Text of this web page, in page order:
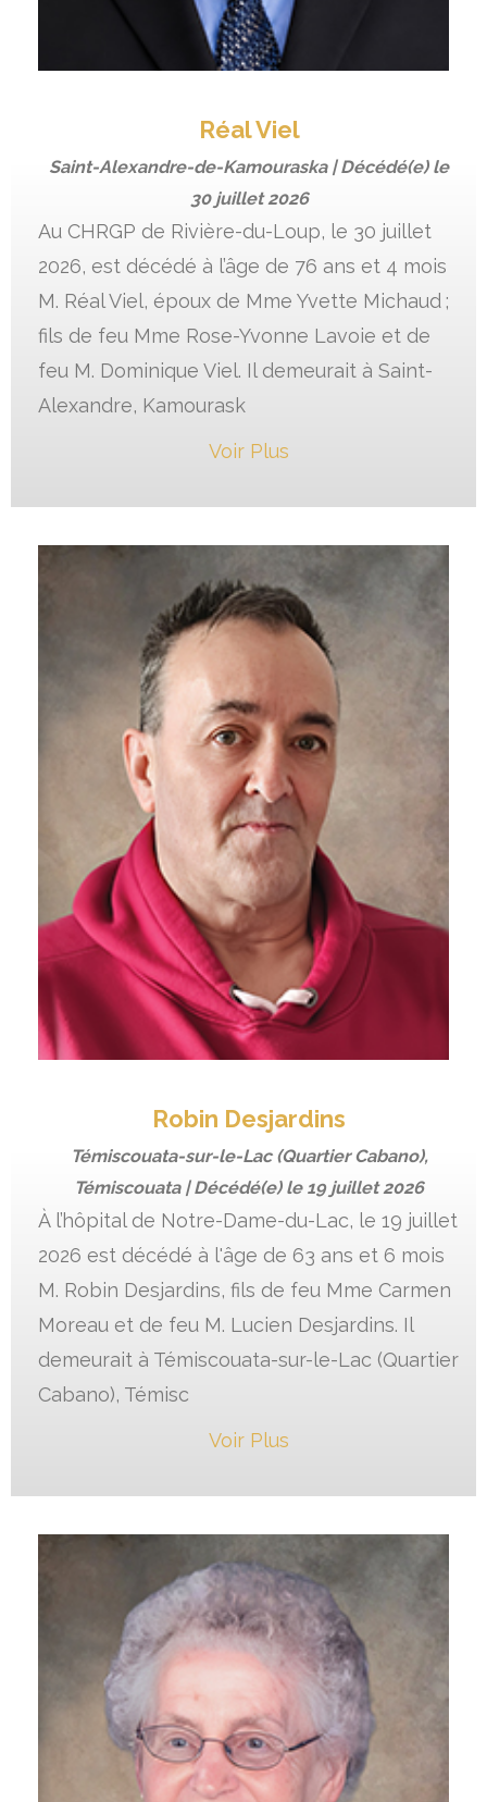
Réal Viel
Saint-Alexandre-de-Kamouraska | Décédé(e) le
30 juillet 2026
Au CHRGP de Rivière-du-Loup, le 30 juillet
2026, est décédé à l’âge de 76 ans et 4 mois
M. Réal Viel, époux de Mme Yvette Michaud ;
fils de feu Mme Rose-Yvonne Lavoie et de
feu M. Dominique Viel. Il demeurait à Saint-
Alexandre, Kamourask
Voir Plus
Robin Desjardins
Témiscouata-sur-le-Lac (Quartier Cabano),
Témiscouata | Décédé(e) le 19 juillet 2026
À l’hôpital de Notre-Dame-du-Lac, le 19 juillet
2026 est décédé à l'âge de 63 ans et 6 mois
M. Robin Desjardins, fils de feu Mme Carmen
Moreau et de feu M. Lucien Desjardins. Il
demeurait à Témiscouata-sur-le-Lac (Quartier
Cabano), Témisc
Voir Plus